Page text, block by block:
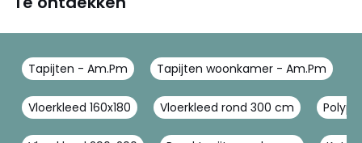
Tapijten - Am.Pm Tapijten woonkamer - Am.Pm
Vloerkleed 160x180 Vloerkleed rond 300 cm